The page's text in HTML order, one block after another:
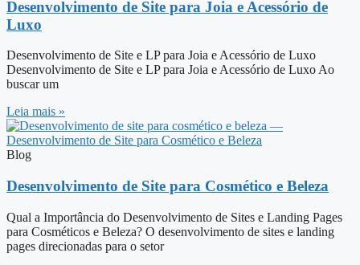
Desenvolvimento de Site para Joia e Acessório de
Luxo
Desenvolvimento de Site e LP para Joia e Acessório de Luxo
Desenvolvimento de Site e LP para Joia e Acessório de Luxo Ao
buscar um
Leia mais »
Blog
Desenvolvimento de Site para Cosmético e Beleza
Qual a Importância do Desenvolvimento de Sites e Landing Pages
para Cosméticos e Beleza? O desenvolvimento de sites e landing
pages direcionadas para o setor